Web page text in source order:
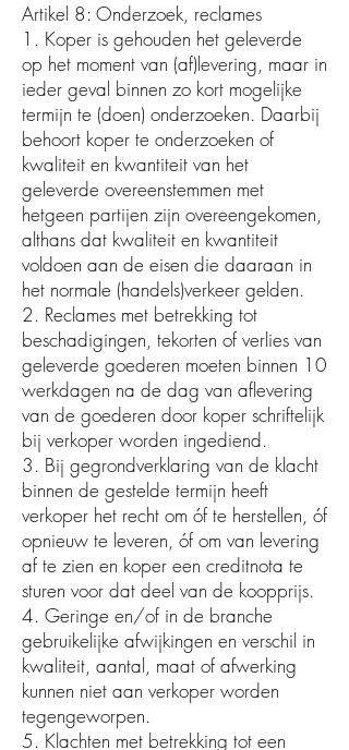
Artikel 8: Onderzoek, reclames
1. Koper is gehouden het geleverde
op het moment van (af)levering, maar in
ieder geval binnen zo kort mogelijke
termijn te (doen) onderzoeken. Daarbij
behoort koper te onderzoeken of
kwaliteit en kwantiteit van het
geleverde overeenstemmen met
hetgeen partijen zijn overeengekomen,
althans dat kwaliteit en kwantiteit
voldoen aan de eisen die daaraan in
het normale (handels)verkeer gelden.
2. Reclames met betrekking tot
beschadigingen, tekorten of verlies van
geleverde goederen moeten binnen 10
werkdagen na de dag van aflevering
van de goederen door koper schriftelijk
bij verkoper worden ingediend.
3. Bij gegrondverklaring van de klacht
binnen de gestelde termijn heeft
verkoper het recht om óf te herstellen, óf
opnieuw te leveren, óf om van levering
af te zien en koper een creditnota te
sturen voor dat deel van de koopprijs.
4. Geringe en/of in de branche
gebruikelijke afwijkingen en verschil in
kwaliteit, aantal, maat of afwerking
kunnen niet aan verkoper worden
tegengeworpen.
5. Klachten met betrekking tot een